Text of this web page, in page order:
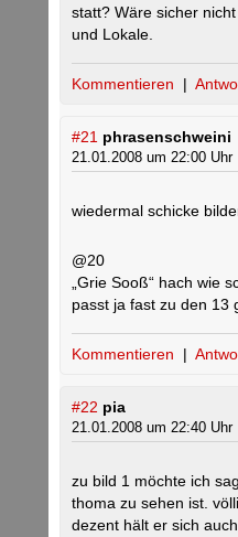
statt? Wäre sicher
und Lokale.
Kommentieren |
#21 phrasenschweini
21.01.2008 um 22:00 Uhr
wiedermal schicke
@20
„Grie Sooß“ hach wie
passt ja fast zu den 13
Kommentieren |
#22 pia
21.01.2008 um 22:40 Uhr
zu bild 1 möchte ich
thoma zu sehen ist.
dezent hält er sich